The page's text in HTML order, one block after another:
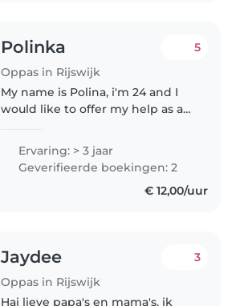
Polinka
Oppas in Rijswijk
5
My name is Polina, i'm 24 and I
would like to offer my help as a
experience working with
children( and special children )
of different ages, and I truly..
Ervaring: > 3 jaar
Geverifieerde boekingen: 2
€ 12,00/uur
Jaydee
Oppas in Rijswijk
3
Hai lieve papa's en mama's, ik